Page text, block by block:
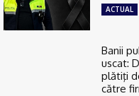
ACTUAL
Banii
uscat:
plătiţi
către